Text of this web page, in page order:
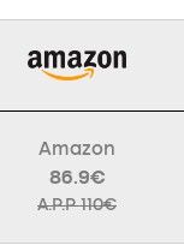
Amazon
86.9€
A.P.P 110€